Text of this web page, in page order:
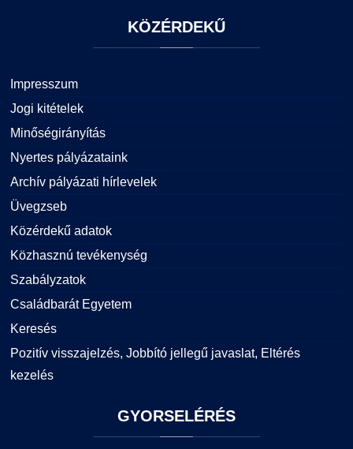
KÖZÉRDEKŰ
Impresszum
Jogi kitételek
Minőségirányítás
Nyertes pályázataink
Archív pályázati hírlevelek
Üvegzseb
Közérdekű adatok
Közhasznú tevékenység
Szabályzatok
Családbarát Egyetem
Keresés
Pozitív visszajelzés, Jobbító jellegű javaslat, Eltérés
kezelés
GYORSELÉRÉS